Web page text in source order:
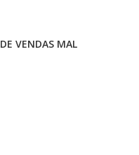
VENDAS MAL